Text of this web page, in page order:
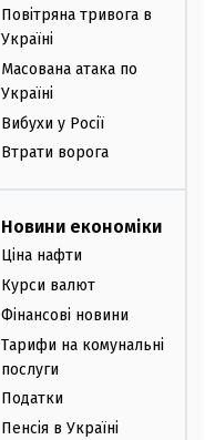
Повітряна тривога в
Україні
Масована атака по
Україні
Вибухи у Росії
Втрати ворога
Новини економіки
Ціна нафти
Курси валют
Фінансові новини
Тарифи на комунальні
послуги
Податки
Пенсія в Україні